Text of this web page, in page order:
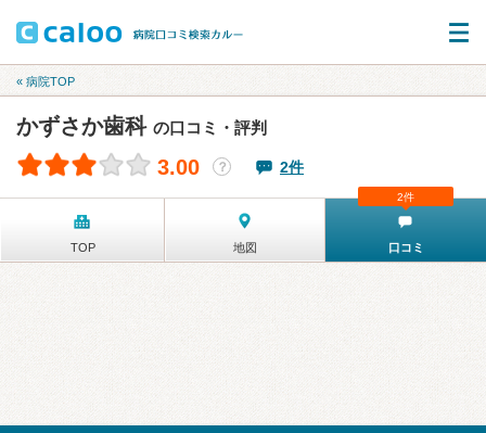
« 病院TOP
かずさか歯科 の口コミ・評判
3.00 ？ 2件
TOP 地図 口コミ
2件